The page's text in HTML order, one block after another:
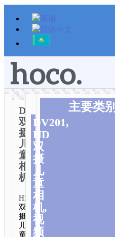
跳
DV201
双
摄
儿
童
相
机
HD
双
摄
儿
童
主要类别
DV201,
HD
双
摄
儿
童
相
机,
视
频